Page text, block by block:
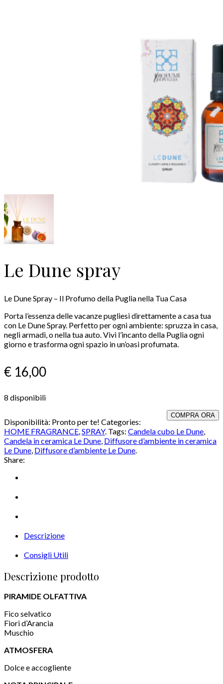
Le Dune spray
Le Dune Spray – Il Profumo della Puglia nella Tua Casa
Porta l’essenza delle vacanze pugliesi direttamente a casa tua
con Le Dune Spray. Perfetto per ogni ambiente: spruzza in casa,
negli armadi, o nella tua auto. Vivi l’incanto della Puglia ogni
giorno e trasforma ogni spazio in un’oasi profumata.
€ 16,00
8 disponibili
COMPRA ORA
Disponibilità: Pronto per te! Categories:
HOME FRAGRANCE,SPRAY. Tags: Candela cubo Le Dune,
Candela in ceramica Le Dune, Diffusore d’ambiente in ceramica
Le Dune, Diffusore d’ambiente Le Dune.
Share:
Descrizione
Consigli Utili
Descrizione prodotto
PIRAMIDE OLFATTIVA
Fico selvatico
Fiori d’Arancia
Muschio
ATMOSFERA
Dolce e accogliente